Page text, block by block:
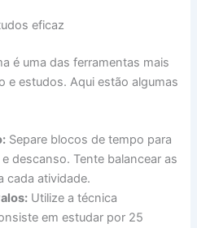
eficaz
é uma das ferramentas mais
e estudos. Aqui estão algumas
Separe blocos de tempo para
descanso. Tente balancear as
cada atividade.
Utilize a técnica
em estudar por 25